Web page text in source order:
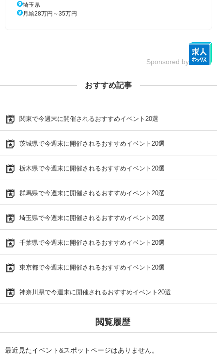
埼玉県
月給28万円～35万円
Sponsored by
おすすめ記事
関東で今週末に開催されるおすすめイベント20選
茨城県で今週末に開催されるおすすめイベント20選
栃木県で今週末に開催されるおすすめイベント20選
群馬県で今週末に開催されるおすすめイベント20選
埼玉県で今週末に開催されるおすすめイベント20選
千葉県で今週末に開催されるおすすめイベント20選
東京都で今週末に開催されるおすすめイベント20選
神奈川県で今週末に開催されるおすすめイベント20選
閲覧履歴
最近見たイベント&スポットページはありません。